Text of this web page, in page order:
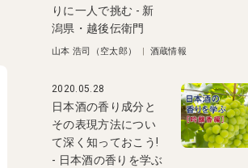
りに一人で挑む - 新
潟県・越後伝衛門
山本 浩司（空太郎） | 酒蔵情報
2020.05.28
日本酒の香り成分と
その表現方法につい
て深く知っておこう!
- 日本酒の香りを学ぶ